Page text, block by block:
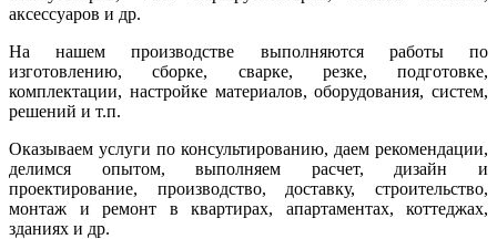
аксессуаров и др.
На нашем производстве выполняются работы по
изготовлению, сборке, сварке, резке, подготовке,
комплектации, настройке материалов, оборудования, систем,
решений и т.п.
Оказываем услуги по консультированию, даем рекомендации,
делимся опытом, выполняем расчет, дизайн и
проектирование, производство, доставку, строительство,
монтаж и ремонт в квартирах, апартаментах, коттеджах,
зданиях и др.